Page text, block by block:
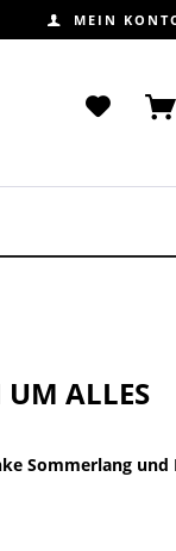
MEIN
ALLES
Sommerlang und